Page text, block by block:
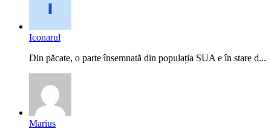
Iconarul
Din păcate, o parte însemnată din populația SUA e în stare d...
Marius